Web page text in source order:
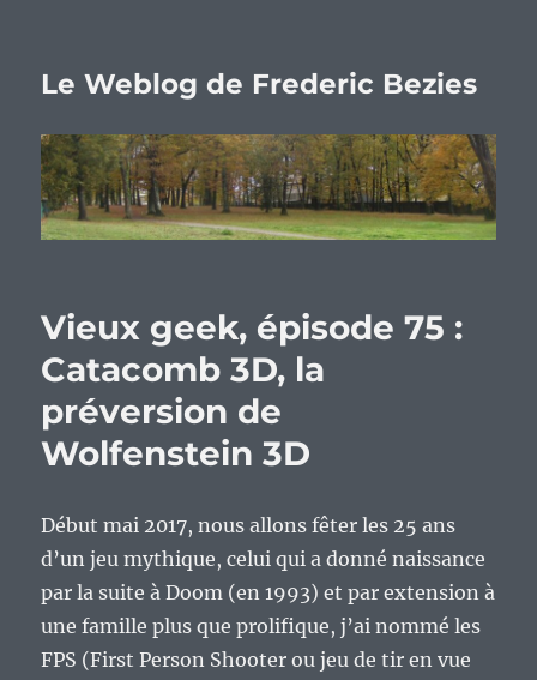
Le Weblog de Frederic Bezies
Vieux geek, épisode 75 :
Catacomb 3D, la
préversion de
Wolfenstein 3D
Début mai 2017, nous allons fêter les 25 ans
d’un jeu mythique, celui qui a donné naissance
par la suite à Doom (en 1993) et par extension à
une famille plus que prolifique, j’ai nommé les
FPS (First Person Shooter ou jeu de tir en vue